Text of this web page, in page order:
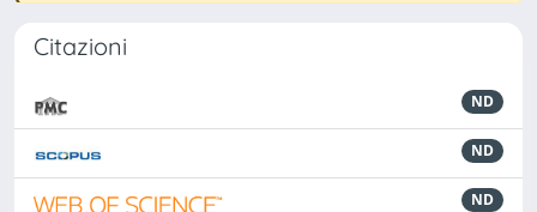
Citazioni
ND
ND
ND